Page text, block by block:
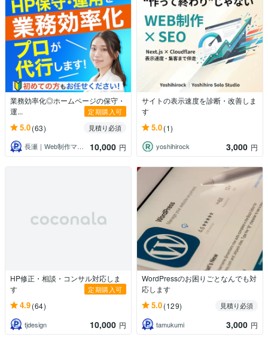
業務効率化◎ホームページの保守・
運...
定期購入可
5.0(63)
見積り必須
長瀬｜Web制作マーケティング
10,000 円
サイトの表示速度を診断・改善しま
す
5.0(1)
yoshihirock 3,000 円
HP修正・相談・コンサル対応しま
す
定期購入可
4.9(64)
tjdesign 10,000 円
WordPressのお困りごとなんでも対
応します
5.0(129)
見積り必須
tamukumi
3,000 円